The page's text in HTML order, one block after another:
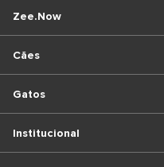
Cães
Gatos
Zee.Now
Institucional